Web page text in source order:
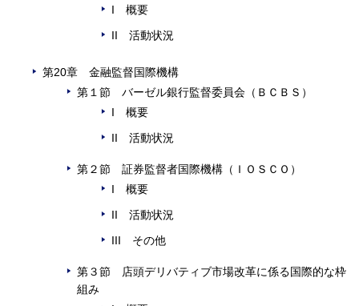
I 概要
II 活動状況
第20章 金融監督国際機構
第１節 バーゼル銀行監督委員会（ＢＣＢＳ）
I 概要
II 活動状況
第２節 証券監督者国際機構（ＩＯＳＣＯ）
I 概要
II 活動状況
III その他
第３節 店頭デリバティブ市場改革に係る国際的な枠
組み